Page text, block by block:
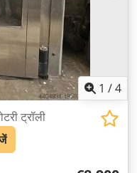
1 /4
ट्रॉली